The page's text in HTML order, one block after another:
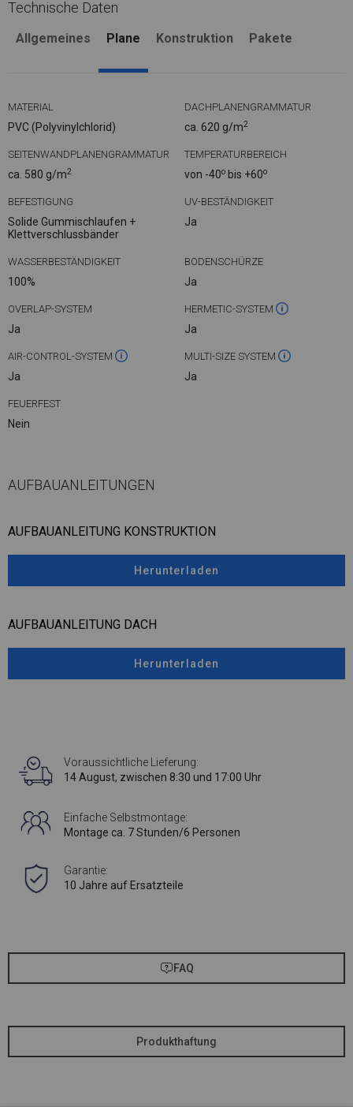
Technische Daten
Allgemeines Plane Konstruktion Pakete
MATERIAL
PVC (Polyvinylchlorid)
DACHPLANENGRAMMATUR
ca. 620 g/m2
SEITENWANDPLANENGRAMMATUR
ca. 580 g/m2
TEMPERATURBEREICH
von -40o bis +60o
BEFESTIGUNG
Solide Gummischlaufen +
Klettverschlussbänder
UV-BESTÄNDIGKEIT
Ja
WASSERBESTÄNDIGKEIT
100%
BODENSCHÜRZE
Ja
OVERLAP-SYSTEM
Ja
HERMETIC-SYSTEM
Ja
AIR-CONTROL-SYSTEM
Ja
MULTI-SIZE SYSTEM
Ja
FEUERFEST
Nein
AUFBAUANLEITUNGEN
AUFBAUANLEITUNG KONSTRUKTION
Herunterladen
AUFBAUANLEITUNG DACH
Herunterladen
Voraussichtliche Lieferung:
14 August, zwischen 8:30 und 17:00 Uhr
Einfache Selbstmontage:
Montage ca. 7 Stunden/6 Personen
Garantie:
10 Jahre auf Ersatzteile
FAQ
Produkthaftung